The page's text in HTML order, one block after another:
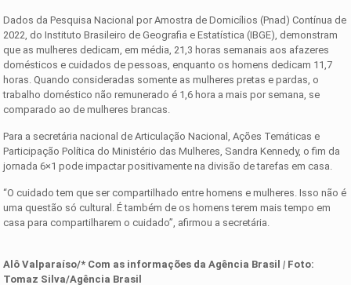
Dados da Pesquisa Nacional por Amostra de Domicílios (Pnad) Contínua de
2022, do Instituto Brasileiro de Geografia e Estatística (IBGE), demonstram
que as mulheres dedicam, em média, 21,3 horas semanais aos afazeres
domésticos e cuidados de pessoas, enquanto os homens dedicam 11,7
horas. Quando consideradas somente as mulheres pretas e pardas, o
trabalho doméstico não remunerado é 1,6 hora a mais por semana, se
comparado ao de mulheres brancas.
Para a secretária nacional de Articulação Nacional, Ações Temáticas e
Participação Política do Ministério das Mulheres, Sandra Kennedy, o fim da
jornada 6×1 pode impactar positivamente na divisão de tarefas em casa.
“O cuidado tem que ser compartilhado entre homens e mulheres. Isso não é
uma questão só cultural. É também de os homens terem mais tempo em
casa para compartilharem o cuidado”, afirmou a secretária.
Alô Valparaíso/* Com as informações d aAgência Brasil | Foto:
Tomaz Silva/Agência Brasil